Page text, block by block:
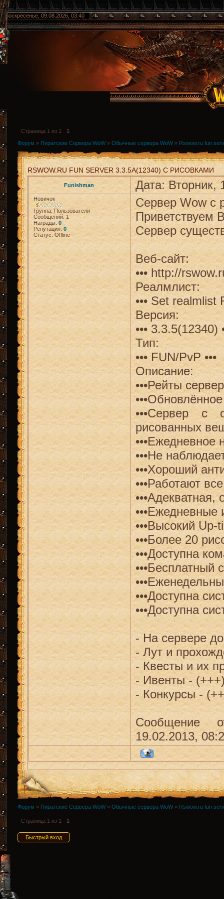
Воскресенье, 09.08.2026, 03:40
Страница 1 из 1
1
Форум » Пиратские Сервера WoW » Обычные сервера WoW » Rswow.ru fun
RSWOW.RU FUN SERVER 3.3.5A(12340) С РИСОВКАМИ
Funishman Дата:
Новичок
Группа: Пользователи
Сообщений: 1
Награды: 0
Репутация: 0
Статус:Offline
Сервер Wow с
Приветствуем
Сервер
Веб-сайт:
••• http://
Реалмлист:
••• Set realmlist
Версия:
••• 3.3.5(12340)
Тип:
••• FUN/PvP •••
Описание:
•••Рейты
•••Сервер с
рисованных
•••Ежедневное
•••Не
•••Хороший
•••Работают
•••Высокий
•••Более 20
•••Доступна
•••Бесплатный
•••Доступна
•••Доступна
- На сервере
- Лут и
- Квесты и их
- Ивенты -
- Конкурсы -
Сообщение
19.02.2013,
Форум » Пиратские Сервера WoW » Обычные сервера WoW » Rswow.ru fun
Страница 1 из 1 1